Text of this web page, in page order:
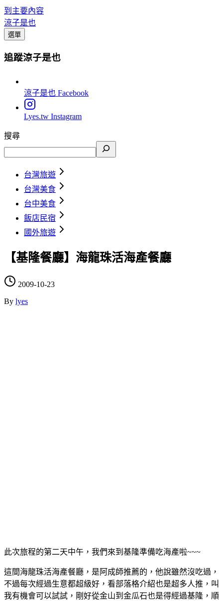
到主要內容
涼子是也
選單
追蹤涼子是也
涼子是也 Facebook
Lyes.tw Instagram
搜尋
台灣旅遊
台灣美食
台中美食
飯店民宿
國外旅遊
【基隆餐廳】海龍珠活海產餐廳
2009-10-23
By lyes
此次旅程的第二天中午，我們來到基隆準備吃海產啦~~~
這間海龍珠活海產餐廳，是阿成師推薦的，他說雖然沒吃過，
不過每次經過生意都超級好，看部落格介紹也是超多人推，叫
我有機會可以試試，剛好從金山到金瓜石也是得經過基隆，順